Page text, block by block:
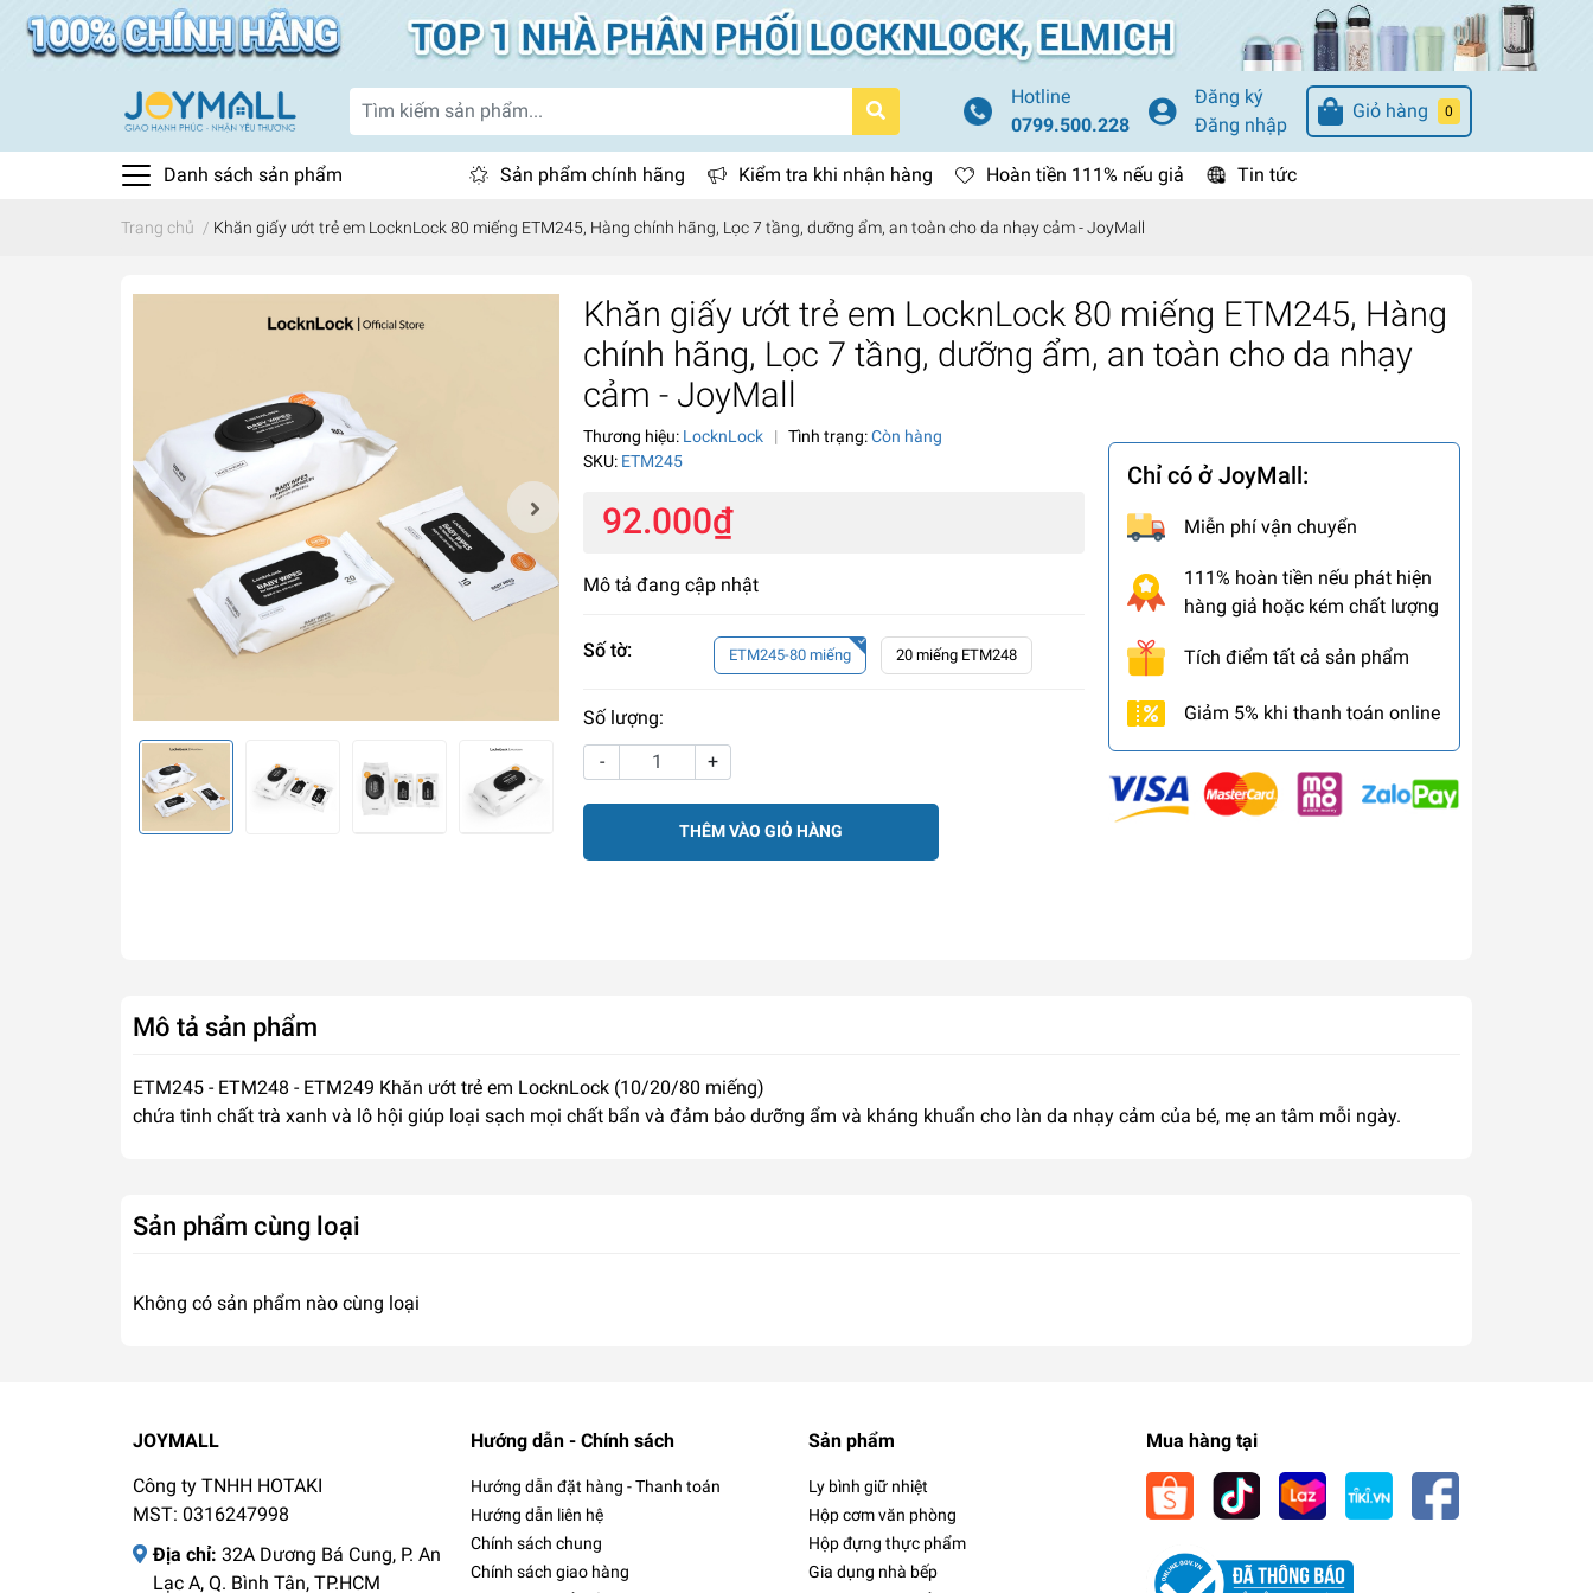
Hotline
0799.500.228
Đăng ký
Đăng nhập
Giỏ hàng 0
Danh sách sản phẩm Sản phẩm chính hãng Kiểm tra khi nhận hàng Hoàn tiền 111% nếu giả Tin tức
Trang chủ / Khăn giấy ướt trẻ em LocknLock 80 miếng ETM245, Hàng chính hãng, Lọc 7 tầng, dưỡng ẩm, an toàn cho da nhạy cảm - JoyMall
Khăn giấy ướt trẻ em LocknLock 80 miếng ETM245, Hàng
chính hãng, Lọc 7 tầng, dưỡng ẩm, an toàn cho da nhạy
cảm - JoyMall
Thương hiệu: LocknLock | Tình trạng:Còn hàng
SKU: ETM245
92.000₫
Mô tả đang cập nhật
Số tờ: ETM245-80 miếng 20 miếng ETM248
Số lượng:
-
+
THÊM VÀO GIỎ HÀNG
Chỉ có ở JoyMall:
Miễn phí vận chuyển
111% hoàn tiền nếu phát hiện
hàng giả hoặc kém chất lượng
Tích điểm tất cả sản phẩm
Giảm 5% khi thanh toán online
Mô tả sản phẩm
ETM245 - ETM248 - ETM249 Khăn ướt trẻ em LocknLock (10/20/80 miếng)
chứa tinh chất trà xanh và lô hội giúp loại sạch mọi chất bẩn và đảm bảo dưỡng ẩm và kháng khuẩn cho làn da nhạy cảm của bé, mẹ an tâm mỗi ngày.
Sản phẩm cùng loại
Không có sản phẩm nào cùng loại
JOYMALL
Công ty TNHH HOTAKI
MST: 0316247998
Địa chỉ: 32A Dương Bá Cung, P. An
Lạc A, Q. Bình Tân, TP.HCM
Hướng dẫn - Chính sách
Hướng dẫn đặt hàng - Thanh toán
Hướng dẫn liên hệ
Chính sách chung
Chính sách giao hàng
Sản phẩm
Ly bình giữ nhiệt
Hộp cơm văn phòng
Hộp đựng thực phẩm
Gia dụng nhà bếp
Mua hàng tại